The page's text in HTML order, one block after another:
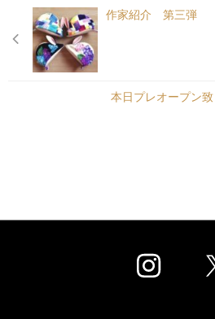
作家紹介 第三弾
本日プレオープン致